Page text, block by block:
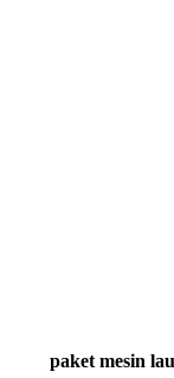
paket mesin